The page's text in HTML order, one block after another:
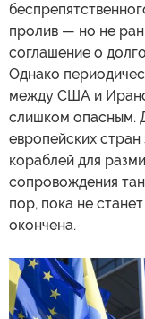
пролив — но не
соглашение о
Однако
между США и
слишком опасным.
европейских стран
кораблей для
сопровождения
пор, пока не
окончена.